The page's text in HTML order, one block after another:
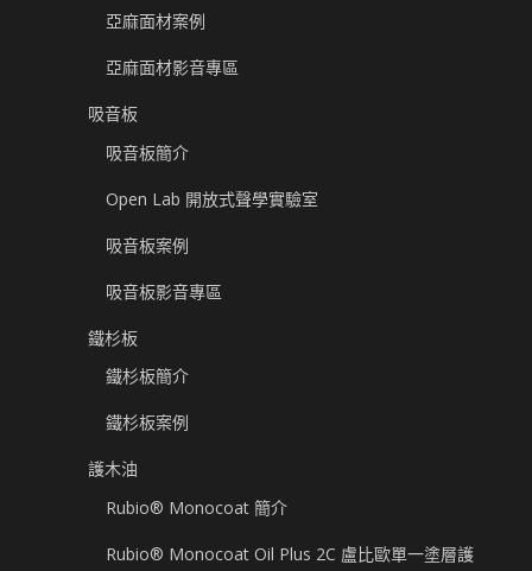
亞麻面材案例
亞麻面材影音專區
吸音板
吸音板簡介
Open Lab 開放式聲學實驗室
吸音板案例
吸音板影音專區
鐵杉板
鐵杉板簡介
鐵杉板案例
護木油
Rubio® Monocoat 簡介
Rubio® Monocoat Oil Plus 2C 盧比歐單一塗層護